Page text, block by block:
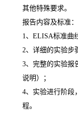
其他特殊要求。
报告内容及标准：
1 、 ELISA标准曲
2、详细的实验步
3、完整的实验报
说明）；
4、实验进行阶段
程。